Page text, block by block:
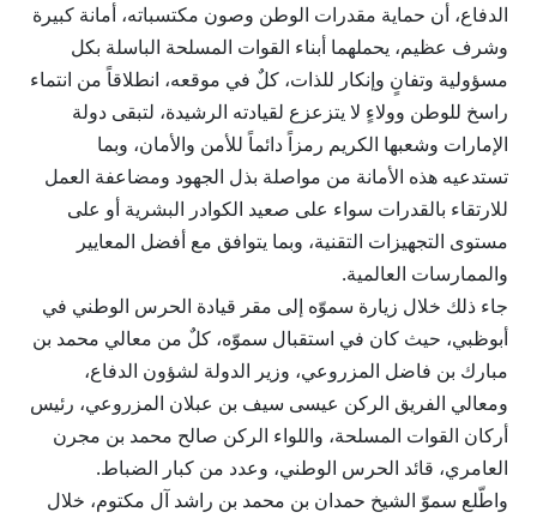
الدفاع، أن حماية مقدرات الوطن وصون مكتسباته، أمانة كبيرة
وشرف عظيم، يحملهما أبناء القوات المسلحة الباسلة بكل
مسؤولية وتفانٍ وإنكار للذات، كلٌ في موقعه، انطلاقاً من انتماء
راسخ للوطن وولاءٍ لا يتزعزع لقيادته الرشيدة، لتبقى دولة
الإمارات وشعبها الكريم رمزاً دائماً للأمن والأمان، وبما
تستدعيه هذه الأمانة من مواصلة بذل الجهود ومضاعفة العمل
للارتقاء بالقدرات سواء على صعيد الكوادر البشرية أو على
مستوى التجهيزات التقنية، وبما يتوافق مع أفضل المعايير
والممارسات العالمية.
جاء ذلك خلال زيارة سموّه إلى مقر قيادة الحرس الوطني في
أبوظبي، حيث كان في استقبال سموّه، كلٌ من معالي محمد بن
مبارك بن فاضل المزروعي، وزير الدولة لشؤون الدفاع،
ومعالي الفريق الركن عيسى سيف بن عبلان المزروعي، رئيس
أركان القوات المسلحة، واللواء الركن صالح محمد بن مجرن
العامري، قائد الحرس الوطني، وعدد من كبار الضباط.
واطّلع سموّ الشيخ حمدان بن محمد بن راشد آل مكتوم، خلال